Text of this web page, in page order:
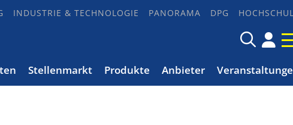
INDUSTRIE & TECHNOLOGIE PANORAMA DPG
Stellenmarkt Produkte Anbieter